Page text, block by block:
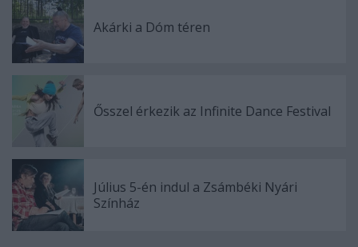
Akárki a Dóm téren
Ősszel érkezik az Infinite Dance Festival
Július 5-én indul a Zsámbéki Nyári
Színház